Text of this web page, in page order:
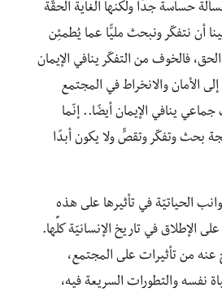
حساسة جدًّا ولكنها الغاية الحقّة
أن نتفكّر ونبحث مليًّا عما يُطمئِن
فالخوف من التفكّر ينافي الإيمان
الأمان والانخراط في المجتمع
جماعي ينافي الإيمان أيضًا.. إنّما
بحث وتفكّر وتقصٍّ ولا يكون أبدًا
الحياتيّة في تأثيرها على هذه
الإطلاق في تاريخ الإنسانيّة كلِّها.
عنه من تأثيرات على المجتمع،
نفسه والتطورات السريعة فيه،